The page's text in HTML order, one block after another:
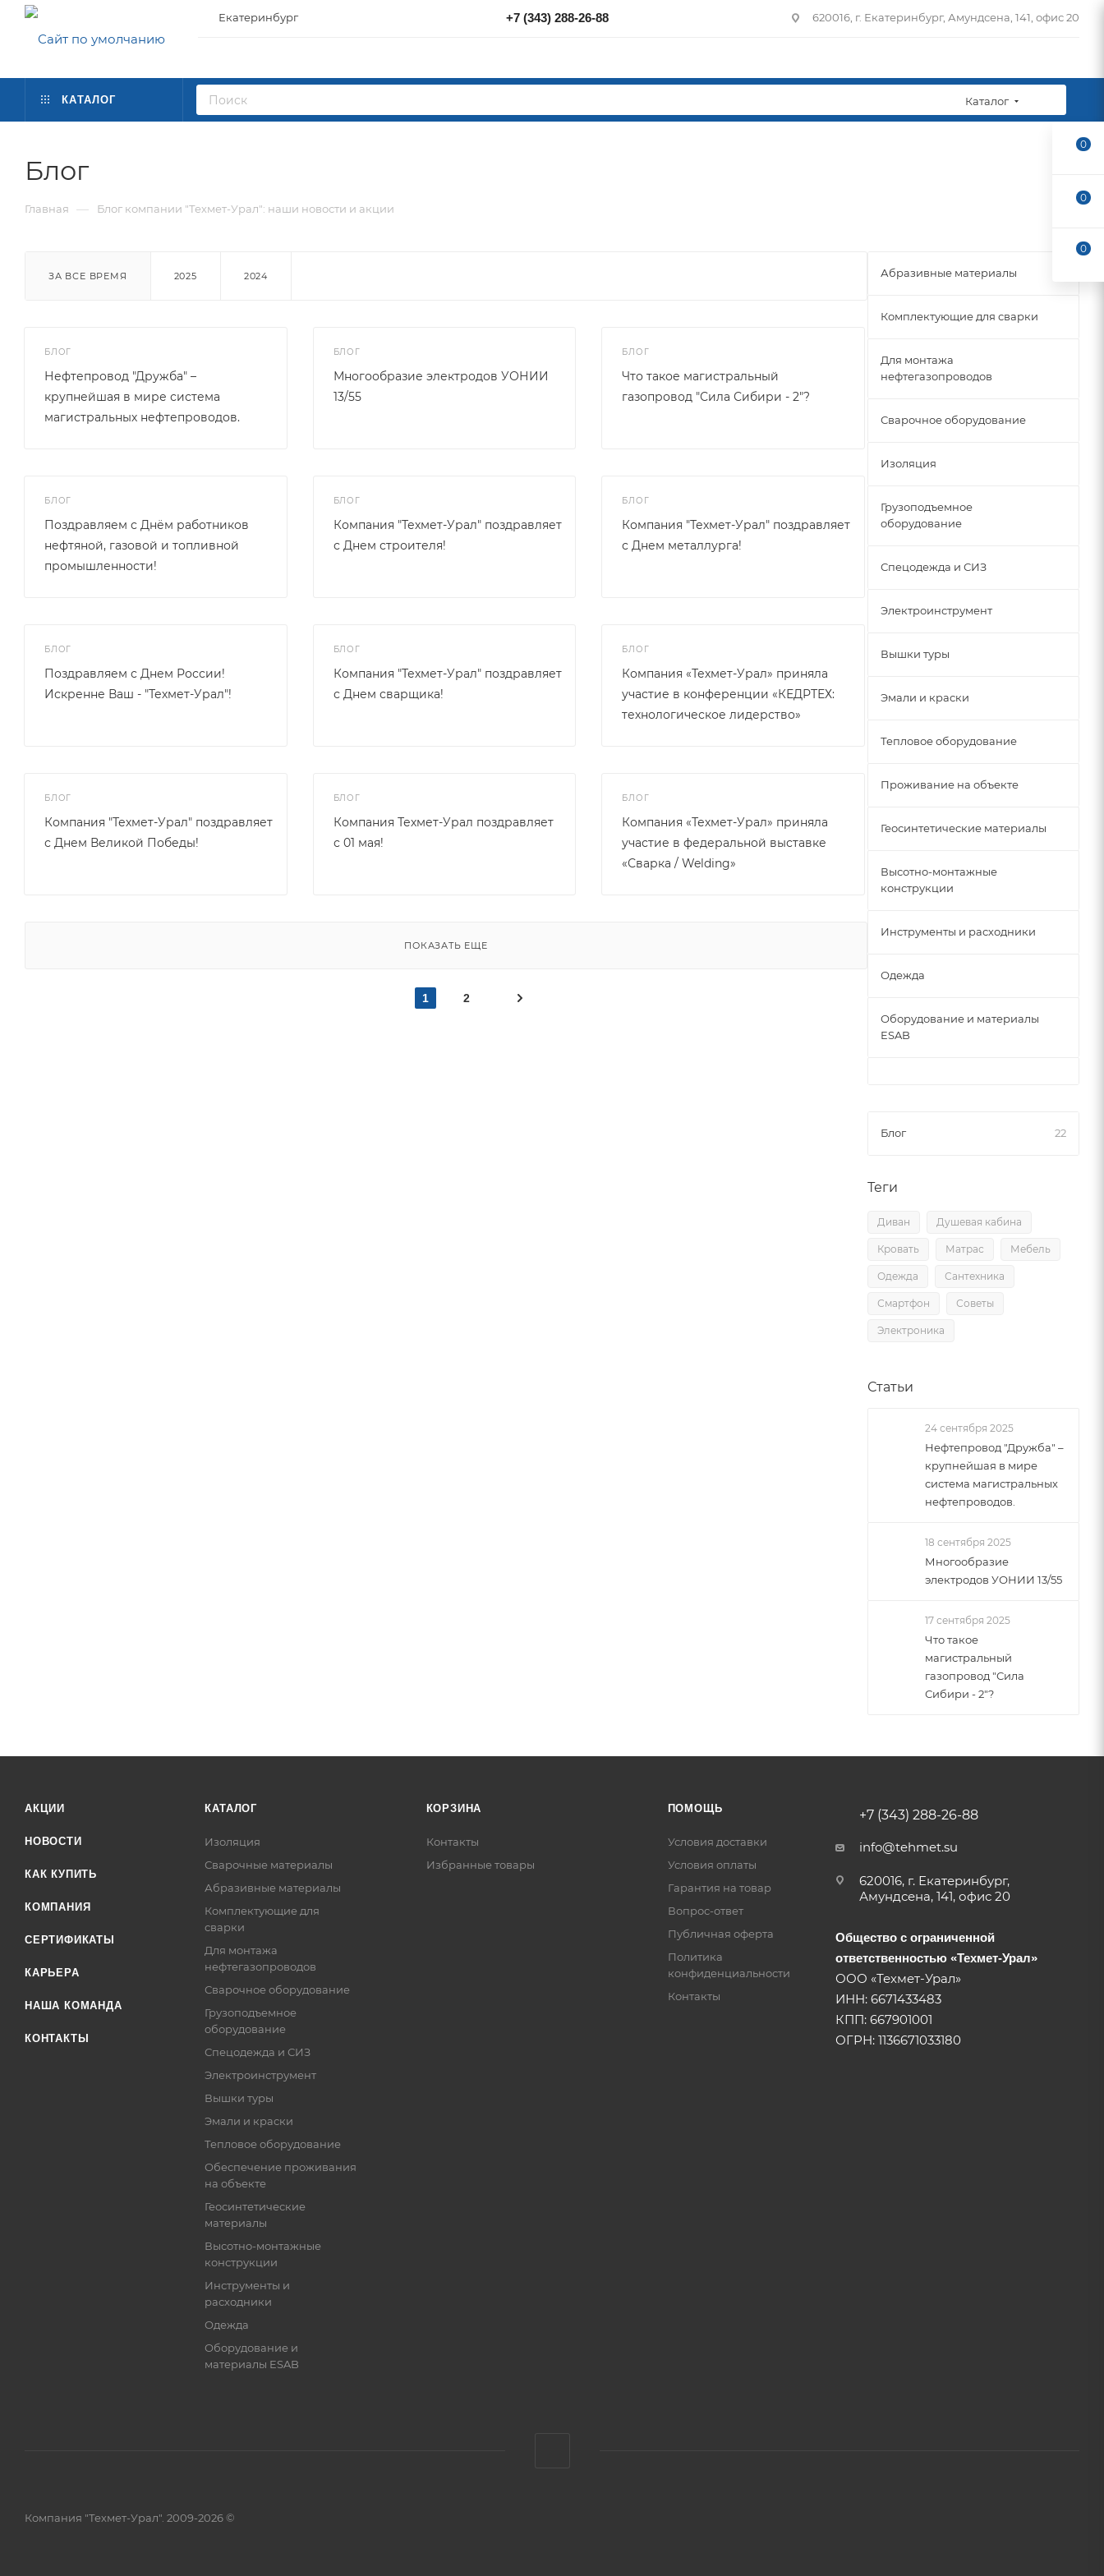
Екатеринбург +7 (343) 288-26-88 620016, г. Екатеринбург, Амундсена, 141, офис 20
КАТАЛОГ Каталог
Блог
Главная — Блог компании "Техмет-Урал": наши новости и акции
ЗА ВСЕ ВРЕМЯ 2025 2024
БЛОГ
Нефтепровод "Дружба" –
крупнейшая в мире система
магистральных нефтепроводов.
БЛОГ
Многообразие электродов УОНИИ
13/55
БЛОГ
Что такое магистральный
газопровод "Сила Сибири - 2"?
БЛОГ
Поздравляем с Днём работников
нефтяной, газовой и топливной
промышленности!
БЛОГ
Компания "Техмет-Урал" поздравляет
с Днем строителя!
БЛОГ
Компания "Техмет-Урал" поздравляет
с Днем металлурга!
БЛОГ
Поздравляем с Днем России!
Искренне Ваш - "Техмет-Урал"!
БЛОГ
Компания "Техмет-Урал" поздравляет
с Днем сварщика!
БЛОГ
Компания «Техмет-Урал» приняла
участие в конференции «КЕДРТЕХ:
технологическое лидерство»
БЛОГ
Компания "Техмет-Урал" поздравляет
с Днем Великой Победы!
БЛОГ
Компания Техмет-Урал поздравляет
с 01 мая!
БЛОГ
Компания «Техмет-Урал» приняла
участие в федеральной выставке
«Сварка / Welding»
ПОКАЗАТЬ ЕЩЕ
1 2
Абразивные материалы
Комплектующие для сварки
Для монтажа
нефтегазопроводов
Сварочное оборудование
Изоляция
Грузоподъемное
оборудование
Спецодежда и СИЗ
Электроинструмент
Вышки туры
Эмали и краски
Тепловое оборудование
Проживание на объекте
Геосинтетические материалы
Высотно-монтажные
конструкции
Инструменты и расходники
Одежда
Оборудование и материалы
ESAB
Блог 22
Теги
Диван Душевая кабина
Кровать Матрас Мебель
Одежда Сантехника
Смартфон Советы
Электроника
Статьи
24 сентября 2025
Нефтепровод "Дружба" –
крупнейшая в мире
система магистральных
нефтепроводов.
18 сентября 2025
Многообразие
электродов УОНИИ 13/55
17 сентября 2025
Что такое
магистральный
газопровод "Сила
Сибири - 2"?
АКЦИИ
НОВОСТИ
КАК КУПИТЬ
КОМПАНИЯ
СЕРТИФИКАТЫ
КАРЬЕРА
НАША КОМАНДА
КОНТАКТЫ
КАТАЛОГ
Изоляция
Сварочные материалы
Абразивные материалы
Комплектующие для
сварки
Для монтажа
нефтегазопроводов
Сварочное оборудование
Грузоподъемное
оборудование
Спецодежда и СИЗ
Электроинструмент
Вышки туры
Эмали и краски
Тепловое оборудование
Обеспечение проживания
на объекте
Геосинтетические
материалы
Высотно-монтажные
конструкции
Инструменты и
расходники
Одежда
Оборудование и
материалы ESAB
КОРЗИНА
Контакты
Избранные товары
ПОМОЩЬ
Условия доставки
Условия оплаты
Гарантия на товар
Вопрос-ответ
Публичная оферта
Политика
конфиденциальности
Контакты
+7 (343) 288-26-88
info@tehmet.su
620016, г. Екатеринбург,
Амундсена, 141, офис 20
Общество с ограниченной
ответственностью «Техмет-Урал»
ООО «Техмет-Урал»
ИНН: 6671433483
КПП: 667901001
ОГРН: 1136671033180
Компания "Техмет-Урал". 2009-2026 ©
0
0
0